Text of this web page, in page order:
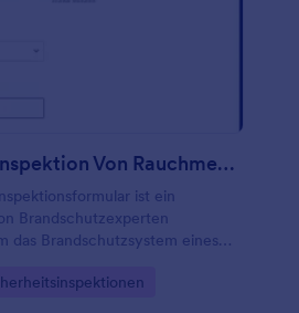
Formular Zur Inspektion Von Rauchmeldern
ist ein
Brandschutzexperten
das Brandschutzsystem eines
ein Vermieter, ein